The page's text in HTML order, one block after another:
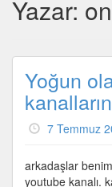
Yazar:
Yoğun
7 Temmuz
arkadaşlar
youtube kanalı.